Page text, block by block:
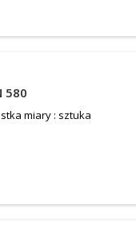
580
miary : sztuka